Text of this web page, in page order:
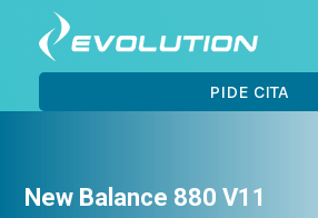
PIDE CITA
New Balance 880 V11